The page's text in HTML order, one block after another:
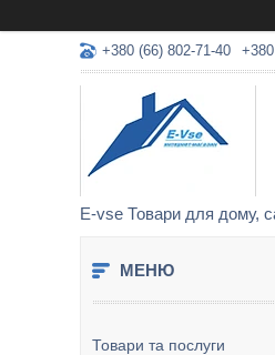
+380 (66) 802-71-40
E-vse Товари для дому,
Товари та послуги